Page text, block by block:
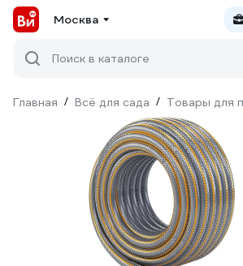
Москва
Поиск в каталоге
Главная / Всё для сада / Товары для